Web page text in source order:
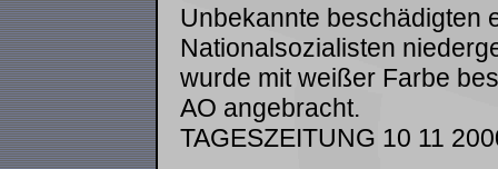
Unbekannte beschädigten
Nationalsozialisten
wurde mit weißer Farbe
AO angebracht.
TAGESZEITUNG 10 11